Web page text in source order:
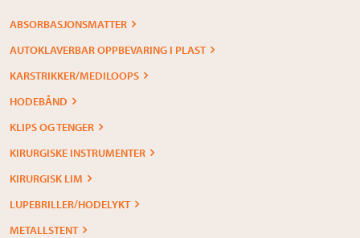
ABSORBASJONSMATTER
AUTOKLAVERBAR OPPBEVARING I PLAST
KARSTRIKKER/MEDILOOPS
HODEBÅND
KLIPS OG TENGER
KIRURGISKE INSTRUMENTER
KIRURGISK LIM
LUPEBRILLER/HODELYKT
METALLSTENT